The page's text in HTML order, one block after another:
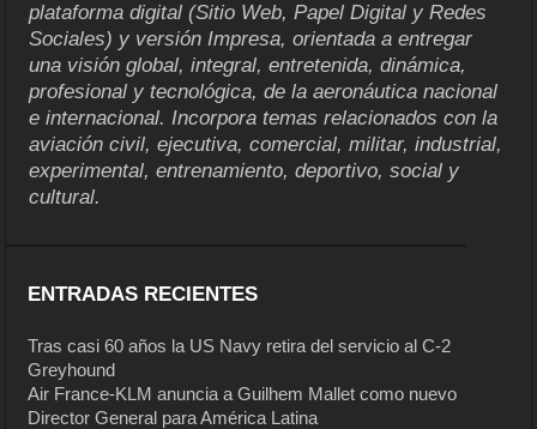
plataforma digital (Sitio Web, Papel Digital y Redes
Sociales) y versión Impresa, orientada a entregar
una visión global, integral, entretenida, dinámica,
profesional y tecnológica, de la aeronáutica nacional
e internacional. Incorpora temas relacionados con la
aviación civil, ejecutiva, comercial, militar, industrial,
experimental, entrenamiento, deportivo, social y
cultural.
ENTRADAS RECIENTES
Tras casi 60 años la US Navy retira del servicio al C-2
Greyhound
Air France-KLM anuncia a Guilhem Mallet como nuevo
Director General para América Latina